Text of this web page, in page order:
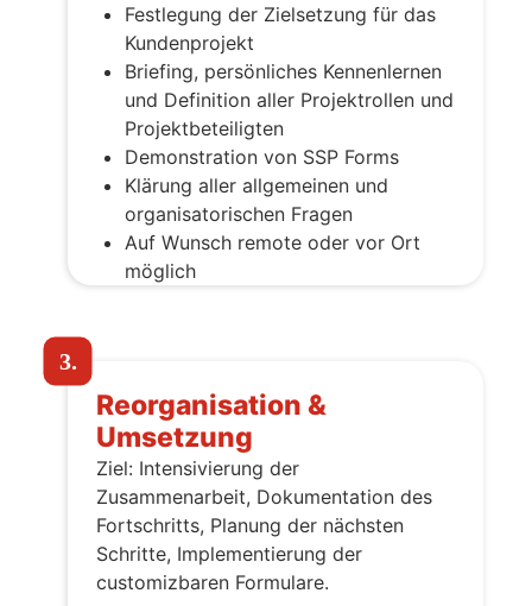
Festlegung der Zielsetzung für das
Kundenprojekt
Briefing, persönliches Kennenlernen
und Definition aller Projektrollen und
Projektbeteiligten
Demonstration von SSP Forms
Klärung aller allgemeinen und
organisatorischen Fragen
Auf Wunsch remote oder vor Ort
möglich
3.
Reorganisation &
Umsetzung
Ziel: Intensivierung der
Zusammenarbeit, Dokumentation des
Fortschritts, Planung der nächsten
Schritte, Implementierung der
customizbaren Formulare.